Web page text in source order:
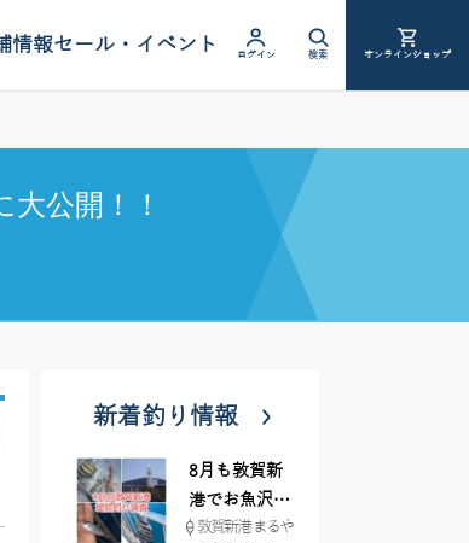
情報セール・イベント ログイン 検索 オンラインショップ
公開！！
新着釣り情報
8月も敦賀新
港でお魚沢山
♪ イシグロ彦
敦賀新港 まるや